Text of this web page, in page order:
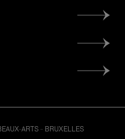
ARTS - BRUXELLES